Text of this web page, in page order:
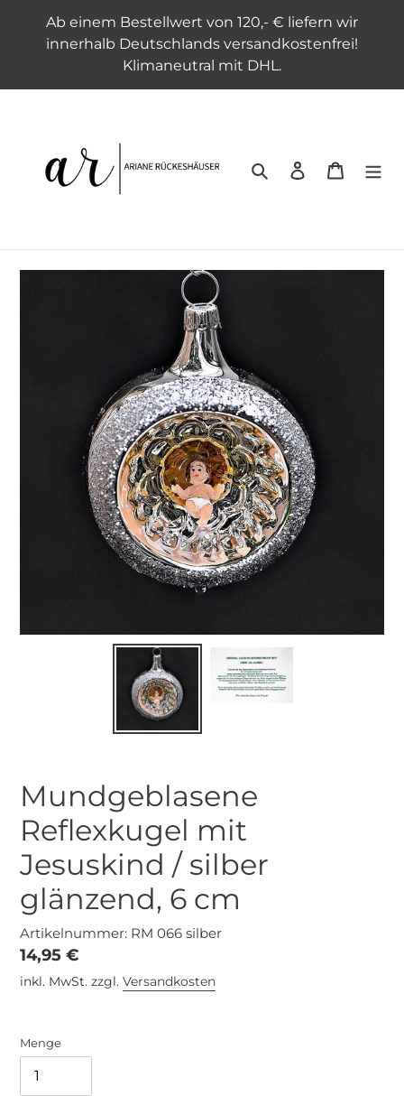
Ab einem Bestellwert von 120,- € liefern wir
innerhalb Deutschlands versandkostenfrei!
Klimaneutral mit DHL.
Suchen Einloggen
Mundgeblasene
Reflexkugel mit
Jesuskind / silber
glänzend, 6 cm
Artikelnummer: RM 066 silber
Normaler
Preis
14,95 €
inkl. MwSt. zzgl. Versandkosten
Menge